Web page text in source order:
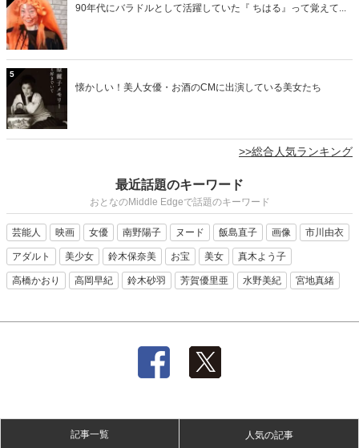
90年代にバラドルとして活躍していた『 ちはる』って覚えて...
5
懐かしい！美人女優・お酒のCMに出演している美女たち
>>総合人気ランキング
最近話題のキーワード
おとなのMiddle Edgeで話題のキーワード
芸能人 映画 女優 南野陽子 ヌード 飯島直子 画像 市川由衣
アダルト 美少女 鈴木保奈美 お宝 美女 真木よう子
高橋かおり 高岡早紀 鈴木砂羽 芳賀優里亜 水野美紀 宮地真緒
記事一覧 人気の記事